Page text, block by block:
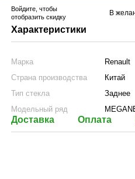
Войдите , чтобы
отобразить скидку
В
Характеристики
Марка
Renault
Страна производства
Китай
Тип стекла
Заднее
Модельный ряд
Доставка Оплата